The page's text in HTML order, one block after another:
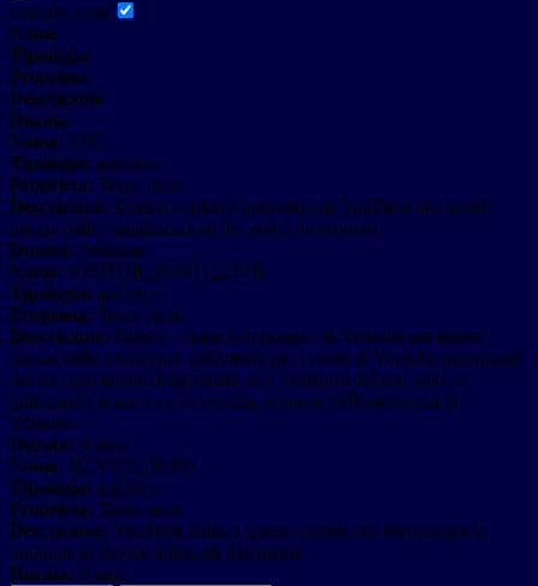
youtube.com
Nome
Tipologia
Proprieta
Descrizione
Durata
Nome: YSC
Tipologia: analitico
Proprieta: Terza-parte
Descrizione: Questo cookie è impostato da YouTube per tenere
traccia delle visualizzazioni dei video incorporati.
Durata: Sessione
Nome: VISITOR_INFO1_LIVE
Tipologia: analitico
Proprieta: Terza-parte
Descrizione: Questo cookie è impostato da Youtube per tenere
traccia delle preferenze dell'utente per i video di Youtube incorporati
nei siti; può anche determinare se il visitatore del sito web sta
utilizzando la nuova o la vecchia versione dell'interfaccia di
Youtube.
Durata: 6 mesi
Nome: DEVICE_INFO
Tipologia: analitico
Proprieta: Terza-parte
Descrizione: YouTube utilizza questo cookie per identificare la
tipologia di device utilizzata dall'utente
Durata: 6 mesi